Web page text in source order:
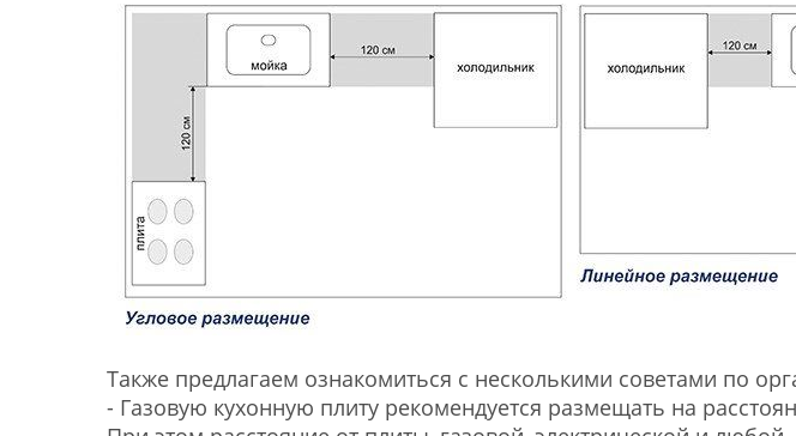
Также предлагаем ознакомиться с несколькими советами по
- Газовую кухонную плиту рекомендуется размещать на